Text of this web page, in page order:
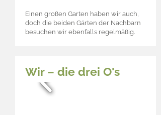
Einen großen Garten haben wir auch,
doch die beiden Gärten der Nachbarn
besuchen wir ebenfalls regelmäßig.
Wir – die drei O's